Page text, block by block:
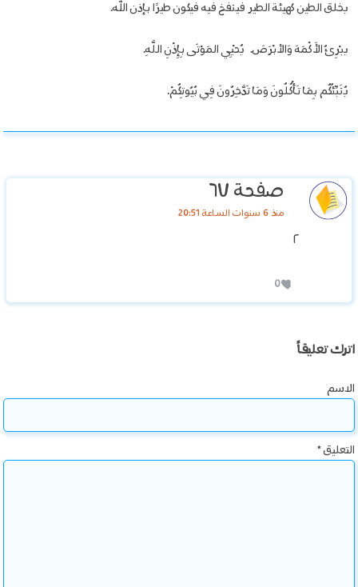
يخلق الطين كهيئة الطير فينفخ فيه فيكون طيرًا بإذن الله.
يبْرِئُ الأَكْمَهَ وَالأبْرَصَ. يُحْيِي المَوْتَى بِإِذْنِ اللَّهِ.
يُنَبِّئُكُم بِمَا تَأْكُلُونَ وَمَا تَدَّخِرُونَ فِي بُيُوتِكُمْ.
صفحة ٦٧
منذ 6 سنوات الساعة 20:51
٢
0
اترك تعليقاً
الاسم
التعليق*